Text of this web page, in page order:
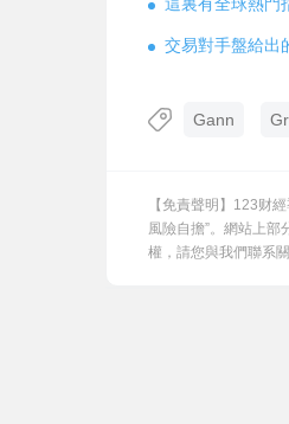
這裏有全球熱門
交易對手盤給出
Gann
【免責聲明】123财
風險自擔”。網站上
權，請您與我們聯系